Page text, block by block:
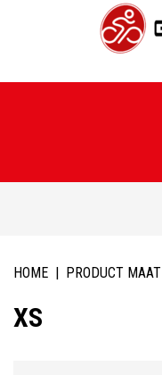
HOME | PRODUCT MAAT
XS